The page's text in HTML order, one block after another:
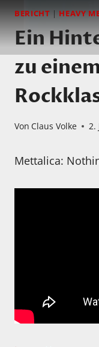
BERICHT | HEAVY
Ein
zu
Von Claus Volke 2.
Mettalica: